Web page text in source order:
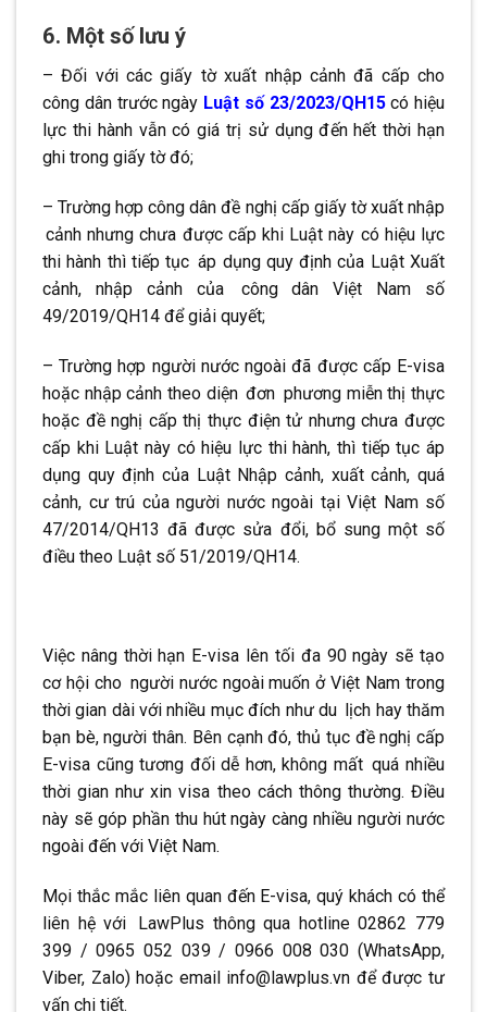
6. Một số lưu ý
– Đối với các giấy tờ xuất nhập cảnh đã cấp cho
công dân trước ngày Luật số 23/2023/QH15có hiệu
lực thi hành vẫn có giá trị sử dụng đến hết thời hạn
ghi trong giấy tờ đó;
– Trường hợp công dân đề nghị cấp giấy tờ xuất nhập
cảnh nhưng chưa được cấp khi Luật này có hiệu lực
thi hành thì tiếp tục áp dụng quy định của Luật Xuất
cảnh, nhập cảnh của
công dân Việt Nam số
49/2019/QH14 để giải quyết;
– Trường hợp người nước ngoài đã được cấp E-visa
hoặc nhập cảnh theo diện. đơn .phương miễn thị thực
hoặc đề nghị cấp thị thực điện tử nhưng chưa được
cấp khi Luật này có hiệu lực thi hành, thì tiếp tục áp
dụng quy định của Luật Nhập cảnh, xuất cảnh, quá
cảnh, cư trú của người nước ngoài tại Việt Nam số
47/2014/QH13 đã được sửa đổi, bổ sung một số
điều theo Luật số 51/2019/QH14.
Việc nâng thời hạn E-visa lên tối đa 90 ngày sẽ tạo
cơ hội cho người nước ngoài muốn ở Việt Nam trong
thời gian dài với nhiều mục đích như du
lịch hay thăm
bạn bè, người thân. Bên cạnh đó, thủ tục đề nghị cấp
E-visa cũng tương đối dễ hơn, không mất. quá nhiều
thời gian như xin visa theo cách thông thường. Điều
này sẽ góp phần thu hút ngày càng nhiều người nước
ngoài đến với Việt Nam.
Mọi thắc mắc liên quan đến E-visa, quý khách có thể
liên hệ với
LawPlus thông qua hotline 02862 779
399 / 0965 052 039 / 0966 008 030 (WhatsApp,
Viber, Zalo) hoặc email info@lawplus.vn để được tư
vấn chi tiết.